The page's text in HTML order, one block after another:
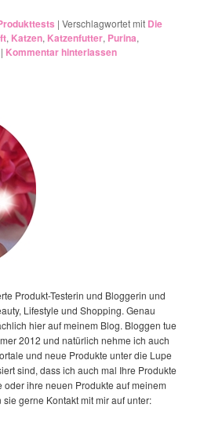
|Verschlagwortet mit Die
, Katzen, Katzenfutter, Purina,
| Kommentar hinterlassen
Produkt-Testerin und Bloggerin und
Lifestyle und Shopping. Genau
hier auf meinem Blog. Bloggen tue
2012 und natürlich nehme ich auch
und neue Produkte unter die Lupe
sind, dass ich auch mal Ihre Produkte
ihre neuen Produkte auf meinem
gerne Kontakt mit mir auf unter: